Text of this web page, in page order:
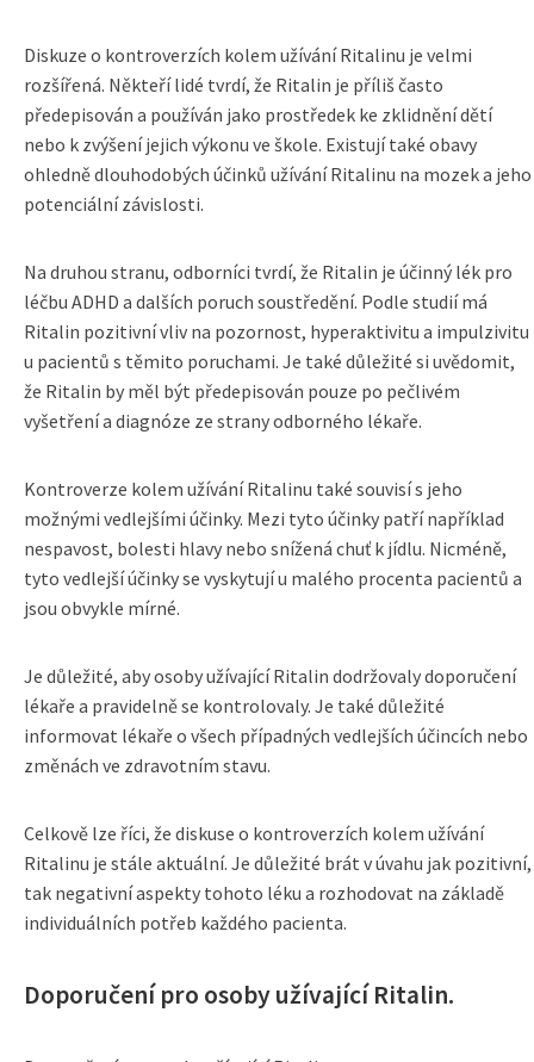
Diskuze o kontroverzích kolem užívání Ritalinu je velmi
rozšířená. Někteří lidé tvrdí, že Ritalin je příliš často
předepisován a používán jako prostředek ke zklidnění dětí
nebo k zvýšení jejich výkonu ve škole. Existují také obavy
ohledně dlouhodobých účinků užívání Ritalinu na mozek a jeho
potenciální závislosti.
Na druhou stranu, odborníci tvrdí, že Ritalin je účinný lék pro
léčbu ADHD a dalších poruch soustředění. Podle studií má
Ritalin pozitivní vliv na pozornost, hyperaktivitu a impulzivitu
u pacientů s těmito poruchami. Je také důležité si uvědomit,
že Ritalin by měl být předepisován pouze po pečlivém
vyšetření a diagnóze ze strany odborného lékaře.
Kontroverze kolem užívání Ritalinu také souvisí s jeho
možnými vedlejšími účinky. Mezi tyto účinky patří například
nespavost, bolesti hlavy nebo snížená chuť k jídlu. Nicméně,
tyto vedlejší účinky se vyskytují u malého procenta pacientů a
jsou obvykle mírné.
Je důležité, aby osoby užívající Ritalin dodržovaly doporučení
lékaře a pravidelně se kontrolovaly. Je také důležité
informovat lékaře o všech případných vedlejších účincích nebo
změnách ve zdravotním stavu.
Celkově lze říci, že diskuse o kontroverzích kolem užívání
Ritalinu je stále aktuální. Je důležité brát v úvahu jak pozitivní,
tak negativní aspekty tohoto léku a rozhodovat na základě
individuálních potřeb každého pacienta.
Doporučení pro osoby užívající Ritalin.